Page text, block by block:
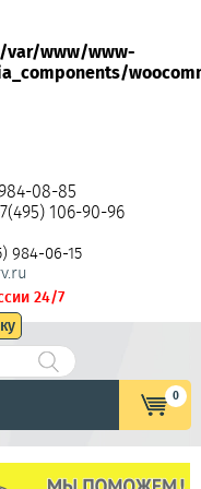
/var/www/www-
08-85
106-90-96
984-06-15
24/7
0